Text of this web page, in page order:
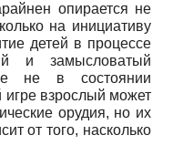
опирается не
на инициативу
детей в процессе
и замысловатый
не в состоянии
игре взрослый может
орудия, но их
от того, насколько